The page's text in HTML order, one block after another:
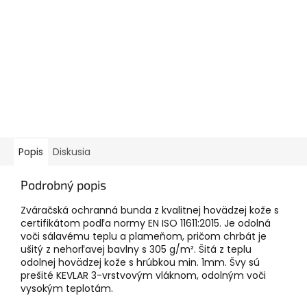
Popis Diskusia
Podrobný popis
Zváračská ochranná bunda z kvalitnej hovädzej kože s
certifikátom podľa normy EN ISO 11611:2015. Je odolná
voči sálavému teplu a plameňom, pričom chrbát je
ušitý z nehorľavej bavlny s 305 g/m². Šitá z teplu
odolnej hovädzej kože s hrúbkou min. 1mm. Švy sú
prešité KEVLAR 3-vrstvovým vláknom, odolným voči
vysokým teplotám.